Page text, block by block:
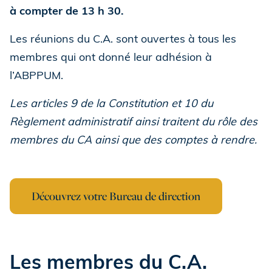
à compter de 13 h 30.
Les réunions du C.A. sont ouvertes à tous les
membres qui ont donné leur adhésion à
l’ABPPUM.
Les articles 9 de la Constitution et 10 du
Règlement administratif ainsi traitent du rôle des
membres du CA ainsi que des comptes à rendre.
Découvrez votre Bureau de direction
Les membres du C.A.